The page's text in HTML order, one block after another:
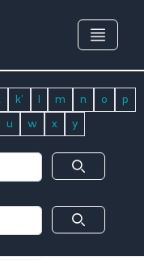
k' l m n o
p
u w x y